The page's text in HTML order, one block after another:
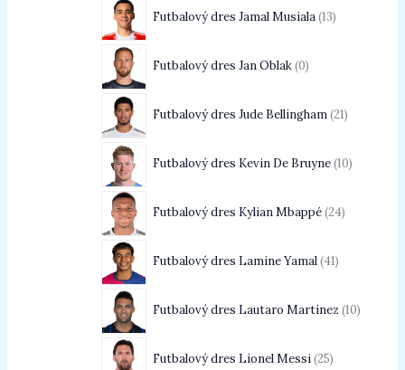
Futbalový dres Jamal Musiala 13
Futbalový dres Jan Oblak 0
Futbalový dres Jude Bellingham 21
Futbalový dres Kevin De Bruyne 10
Futbalový dres Kylian Mbappé 24
Futbalový dres Lamine Yamal 41
Futbalový dres Lautaro Martínez 10
Futbalový dres Lionel Messi 25